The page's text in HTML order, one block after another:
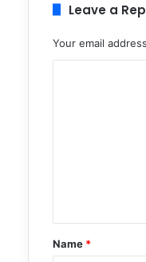
Leave a
Your email
*
Name *